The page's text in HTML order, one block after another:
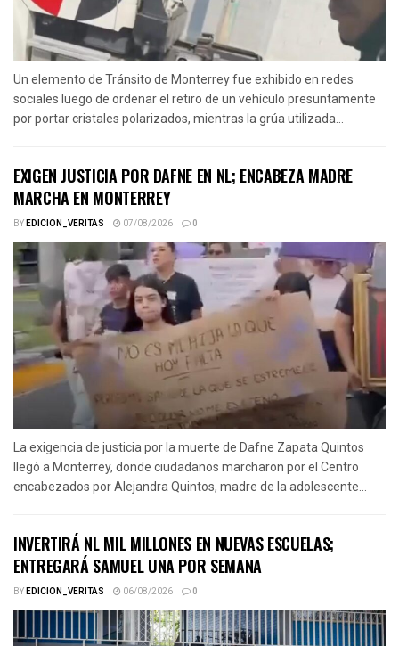
Un elemento de Tránsito de Monterrey fue exhibido en redes
sociales luego de ordenar el retiro de un vehículo presuntamente
por portar cristales polarizados, mientras la grúa utilizada...
EXIGEN JUSTICIA POR DAFNE EN NL; ENCABEZA MADRE
MARCHA EN MONTERREY
BYEDICION_VERITAS 07/08/2026 0
La exigencia de justicia por la muerte de Dafne Zapata Quintos
llegó a Monterrey, donde ciudadanos marcharon por el Centro
encabezados por Alejandra Quintos, madre de la adolescente...
INVERTIRÁ NL MIL MILLONES EN NUEVAS ESCUELAS;
ENTREGARÁ SAMUEL UNA POR SEMANA
BYEDICION_VERITAS 06/08/2026 0